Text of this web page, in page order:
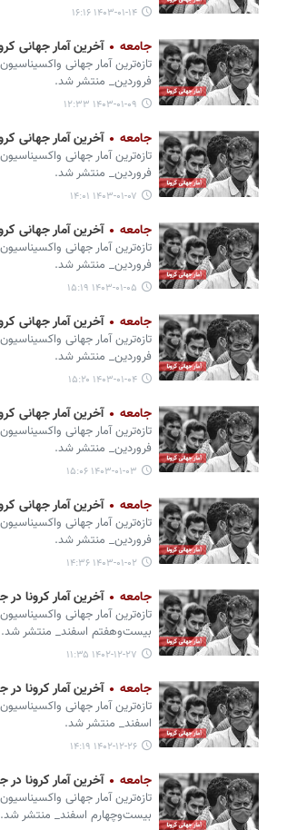
۱۴۰۳-۰۱-۱۴ ۱۶:۱۶
جامعه آخرین آمار جهانی کرونا امروز ۹ فروردین؛ ۳۳
تازه‌ترین آمار جهانی
فروردین_ منتشر شد.
۱۴۰۳-۰۱-۰۹ ۱۲:۳۳
جامعه آخرین آمار جهانی کرونا امروز ۷ فروردین؛ ۴
تازه‌ترین آمار جهانی
فروردین_ منتشر شد.
۱۴۰۳-۰۱-۰۷ ۱۴:۰۱
جامعه آخرین آمار جهانی کرونا امروز ۵ فروردین؛ ۸ فوتی
تازه‌ترین آمار جهانی
فروردین_ منتشر شد.
۱۴۰۳-۰۱-۰۵ ۱۵:۱۹
جامعه آخرین آمار جهانی کرونا امروز ۴ فروردین؛ ۶ فوتی
تازه‌ترین آمار جهانی
فروردین_ منتشر شد.
۱۴۰۳-۰۱-۰۴ ۱۵:۲۰
جامعه آخرین آمار جهانی کرونا امروز ۳ فروردین؛ ۲۳ فوتی
تازه‌ترین آمار جهانی
فروردین_ منتشر شد.
۱۴۰۳-۰۱-۰۳ ۱۵:۰۶
جامعه آخرین آمار جهانی کرونا امروز ۲ فروردین؛ ۴۳ فوتی
تازه‌ترین آمار جهانی
فروردین_ منتشر شد.
۱۴۰۳-۰۱-۰۲ ۱۴:۳۶
جامعه آخرین آمار کرونا در جهان ۲۷ اسفند؛ ۱۰ فوتی و یک هزار
تازه‌ترین آمار جهانی
بیست‌وهفتم اسفند_ منتشر شد.
۱۴۰۲-۱۲-۲۷ ۱۱:۳۵
جامعه آخرین آمار کرونا در جهان ۲۶ اسفند؛ ۶۰ فوتی و ۵ هزار
تازه‌ترین آمار جهانی
اسفند_ منتشر شد.
۱۴۰۲-۱۲-۲۶ ۱۴:۱۹
جامعه آخرین آمار کرونا در جهان ۲۴ اسفند؛ ۶۱ فوتی و ۱۰ هزار
تازه‌ترین آمار جهانی
بیست‌وچهارم اسفند_ منتشر شد.